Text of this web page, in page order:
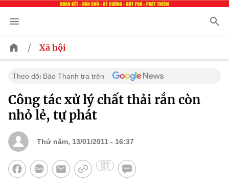
/ Xã hội
Theo dõi Báo Thanh tra trên
Công tác xử lý chất thải rắn còn
nhỏ lẻ, tự phát
Thứ năm, 13/01/2011 - 16:37